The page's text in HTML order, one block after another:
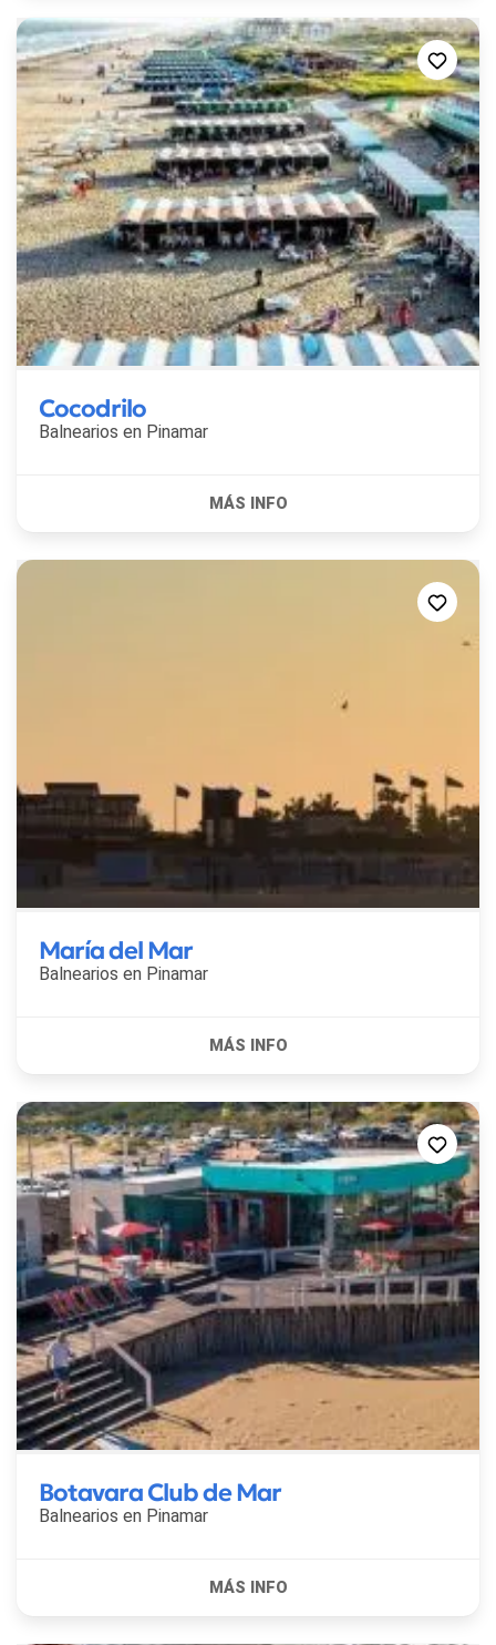
Cocodrilo
Balnearios en Pinamar
María del Mar
Balnearios en Pinamar
Botavara Club de Mar
Balnearios en Pinamar